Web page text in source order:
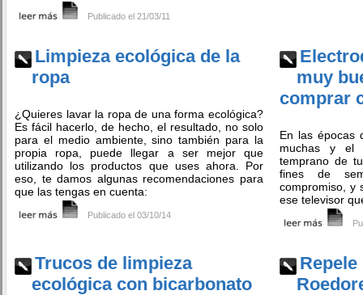
Publicado el 21/03/11
Limpieza ecológica de la
ropa
¿Quieres lavar la ropa de una forma ecológica?
Es fácil hacerlo, de hecho, el resultado, no solo
para el medio ambiente, sino también para la
propia ropa, puede llegar a ser mejor que
utilizando los productos que uses ahora. Por
eso, te damos algunas recomendaciones para
que las tengas en cuenta:
Publicado el 03/10/14
muy
comprar
En las épocas
muchas y el
temprano de
fines de
compromiso, y
ese televisor
Trucos de limpieza
ecológica con bicarbonato